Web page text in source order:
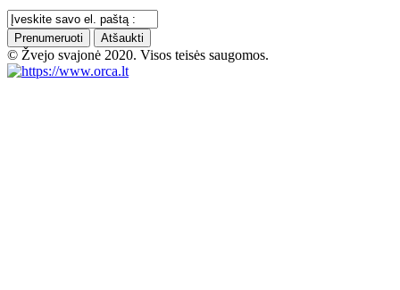
Prenumeruoti Atšaukti
© Žvejo svajonė 2020. Visos teisės saugomos.